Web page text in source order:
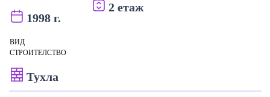
1998 г.
2 етаж
ВИД
СТРОИТЕЛСТВО
Тухла